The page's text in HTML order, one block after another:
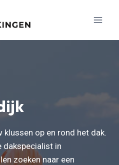
klussen op en rond het dak.
dakspecialist in
zoeken naar een